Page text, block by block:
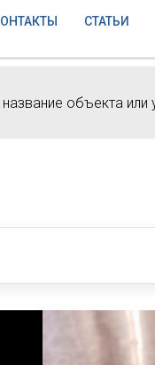
СТАТЬИ
объекта или